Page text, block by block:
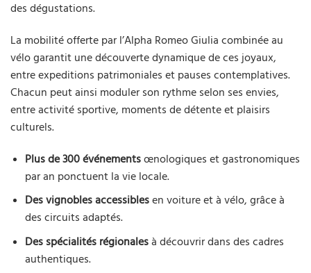
des dégustations.
La mobilité offerte par l’Alpha Romeo Giulia combinée au
vélo garantit une découverte dynamique de ces joyaux,
entre expeditions patrimoniales et pauses contemplatives.
Chacun peut ainsi moduler son rythme selon ses envies,
entre activité sportive, moments de détente et plaisirs
culturels.
Plus de 300 événementsœnologiques et gastronomiques
par an ponctuent la vie locale.
Des vignobles accessiblesen voiture et à vélo, grâce à
des circuits adaptés.
Des spécialités régionalesà découvrir dans des cadres
authentiques.